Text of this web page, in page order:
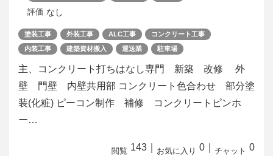
評価 なし
塗装工事 外装工事 ALC工事
コンクリート工事
内装工事
建築資材搬入 運送業 駐車場
主、コンクリート打ちはなし専門 新築 改修 外
壁 門壁 内壁共用部 コンクリート色合わせ 部分塗
装(化粧) ピーコン制作 補修 コンクリートピンホ
ー…
閲覧 143 お気に入り 0 チャット 0